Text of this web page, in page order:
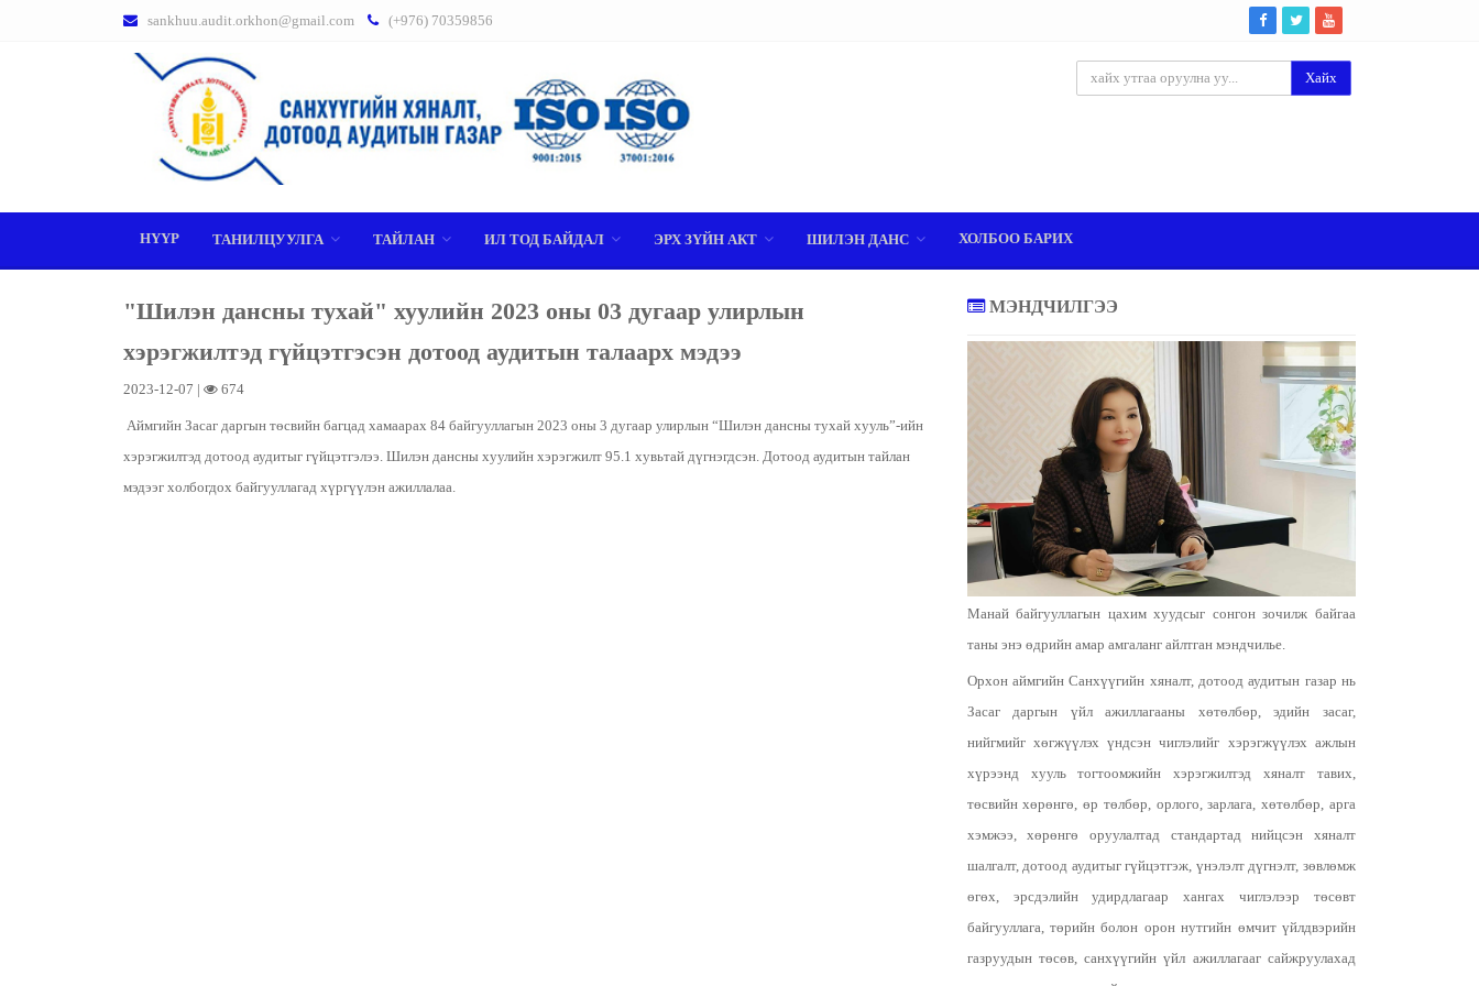
sankhuu.audit.orkhon@gmail.com (+976) 70359856
Хайх
НҮҮР ТАНИЛЦУУЛГА ТАЙЛАН ИЛ ТОД БАЙДАЛ ЭРХ ЗҮЙН АКТ ШИЛЭН ДАНС ХОЛБОО БАРИХ
"Шилэн дансны тухай" хуулийн 2023 оны 03 дугаар улирлын
хэрэгжилтэд гүйцэтгэсэн дотоод аудитын талаарх мэдээ
2023-12-07 | 674
Аймгийн Засаг даргын төсвийн багцад хамаарах 84 байгууллагын 2023 оны 3 дугаар улирлын “Шилэн дансны тухай хууль”-ийн
хэрэгжилтэд дотоод аудитыг гүйцэтгэлээ. Шилэн дансны хуулийн хэрэгжилт 95.1 хувьтай дүгнэгдсэн. Дотоод аудитын тайлан
мэдээг холбогдох байгууллагад хүргүүлэн ажиллалаа.
МЭНДЧИЛГЭЭ
Манай байгууллагын цахим хуудсыг сонгон зочилж байгаа
таны энэ өдрийн амар амгаланг айлтган мэндчилье.
Орхон аймгийн Санхүүгийн хяналт, дотоод аудитын газар нь
Засаг даргын үйл ажиллагааны хөтөлбөр, эдийн засаг,
нийгмийг хөгжүүлэх үндсэн чиглэлийг хэрэгжүүлэх ажлын
хүрээнд хууль тогтоомжийн хэрэгжилтэд хяналт тавих,
төсвийн хөрөнгө, өр төлбөр, орлого, зарлага, хөтөлбөр, арга
хэмжээ, хөрөнгө оруулалтад стандартад нийцсэн хяналт
шалгалт, дотоод аудитыг гүйцэтгэж, үнэлэлт дүгнэлт, зөвлөмж
өгөх, эрсдэлийн удирдлагаар хангах чиглэлээр төсөвт
байгууллага, төрийн болон орон нутгийн өмчит үйлдвэрийн
газруудын төсөв, санхүүгийн үйл ажиллагааг сайжруулахад